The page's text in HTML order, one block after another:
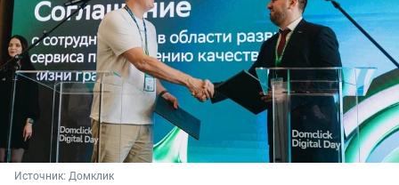
Источник: Домклик